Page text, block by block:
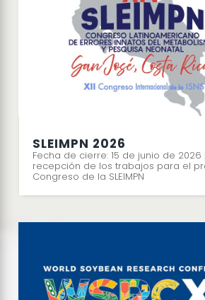
SLEIMPN 2026
Fecha de cierre: 15 de junio de
recepción de los trabajos para el
Congreso de la SLEIMPN